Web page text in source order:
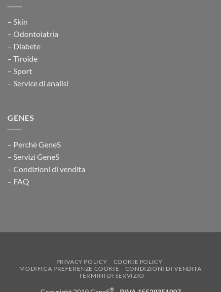
– Skin
– Odontoiatria
– Diabete
– Tiroide
– Sport
– Service di analisi
GENES
– Perchè GeneS
– Servizi GeneS
– Condizioni di vendita
– FAQ
PRIVACY POLICY
COOKIE POLICY
MODIFICA PREFERENZE COOKIE
CONDIZIONI DI VENDITA
TERMINI DI SERVIZIO
®